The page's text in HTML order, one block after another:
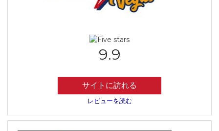
9.9
サイトに訪れる
レビューを読む